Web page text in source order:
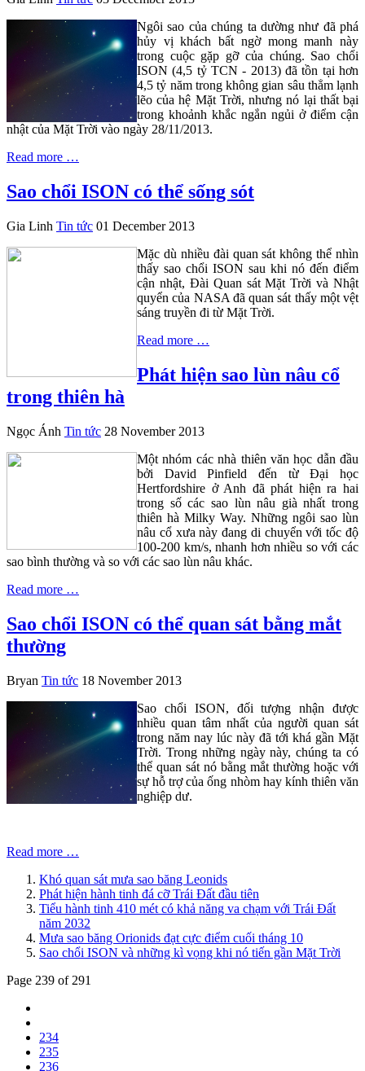
Ngôi sao của chúng ta dường như đã phá
hủy vị khách bất ngờ mong manh này
trong cuộc gặp gỡ của chúng. Sao chổi
ISON (4,5 tỷ TCN - 2013) đã tồn tại hơn
4,5 tỷ năm trong không gian sâu thẳm lạnh
lẽo của hệ Mặt Trời, nhưng nó lại thất bại
trong khoảnh khắc ngắn ngủi ở điểm cận
nhật của Mặt Trời vào ngày 28/11/2013.
Read more …
Sao chổi ISON có thể sống sót
Gia Linh Tin tức 01 December 2013
Mặc dù nhiều đài quan sát không thể nhìn
thấy sao chổi ISON sau khi nó đến điểm
cận nhật, Đài Quan sát Mặt Trời và Nhật
quyển của NASA đã quan sát thấy một vệt
sáng truyền đi từ Mặt Trời.
Read more …
Phát hiện sao lùn nâu cổ
trong thiên hà
Ngọc Ánh Tin tức 28 November 2013
Một nhóm các nhà thiên văn học dẫn đầu
bởi David Pinfield đến từ Đại học
Hertfordshire ở Anh đã phát hiện ra hai
trong số các sao lùn nâu già nhất trong
thiên hà Milky Way. Những ngôi sao lùn
nâu cổ xưa này đang di chuyển với tốc độ
100-200 km/s, nhanh hơn nhiều so với các
sao bình thường và so với các sao lùn nâu khác.
Read more …
Sao chổi ISON có thể quan sát bằng mắt
thường
Bryan Tin tức 18 November 2013
Sao chổi ISON, đối tượng nhận được
nhiều quan tâm nhất của người quan sát
trong năm nay lúc này đã tới khá gần Mặt
Trời. Trong những ngày này, chúng ta có
thể quan sát nó bằng mắt thường hoặc với
sự hỗ trợ của ống nhòm hay kính thiên văn
nghiệp dư.
Read more …
Khó quan sát mưa sao băng Leonids
Phát hiện hành tinh đá cỡ Trái Đất đầu tiên
Tiểu hành tinh 410 mét có khả năng va chạm với Trái Đất
năm 2032
Mưa sao băng Orionids đạt cực điểm cuối tháng 10
Sao chổi ISON và những kì vọng khi nó tiến gần Mặt Trời
Page 239 of 291
234
235
236